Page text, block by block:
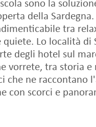
sono la
della
tra
Lo località di
degli hotel sul
vorrete, tra storia e
che ne raccontano
con scorci e